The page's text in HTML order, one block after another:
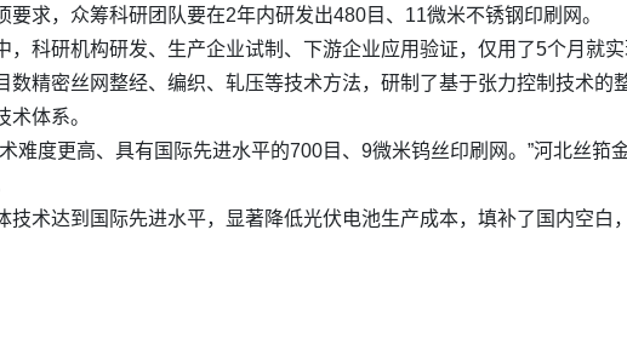
求，众筹科研团队要在2年内研发出480目、11微米不锈钢印刷网。
科研机构研发、生产企业试制、下游企业应用验证，仅用了5个月就
数精密丝网整经、编织、轧压等技术方法，研制了基于张力控制技术的
体系。
难度更高、具有国际先进水平的700目、9微米钨丝印刷网。”河北丝筘
技术达到国际先进水平，显著降低光伏电池生产成本，填补了国内空白